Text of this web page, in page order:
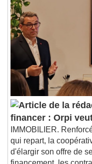
Subtitles
settings
subtitles
Audio Track
Picture-in-
This is a modal
Beginning of
and close the
Text
financer : Orpi
IMMOBILIER.
qui repart, la
d'élargir son offre de